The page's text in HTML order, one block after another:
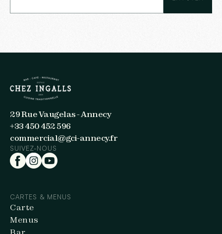
29 Rue Vaugelas - Annecy
+33 450 452 596
commercial@gci-annecy.fr
SUIVEZ-NOUS
CARTES & MENUS
Carte
Menus
Bar